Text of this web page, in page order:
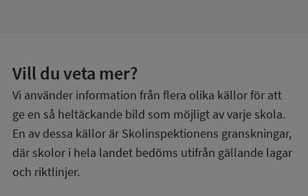
Vill du veta mer?
Vi använder information från flera olika källor för att
ge en så heltäckande bild som möjligt av varje skola.
En av dessa källor är Skolinspektionens granskningar,
där skolor i hela landet bedöms utifrån gällande lagar
och riktlinjer.